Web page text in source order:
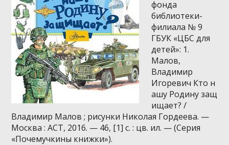
фонда
библиотеки-
филиала № 9
ГБУК «ЦБС для
детей»: 1.
Малов,
Владимир
Игоревич Кто н
ашу Родину защ
ищает? /
Владимир Малов ; рисунки Николая Гордеева. —
Москва : АСТ, 2016. — 46, [1] с. : цв. ил. — (Серия
«Почемучкины книжки»).